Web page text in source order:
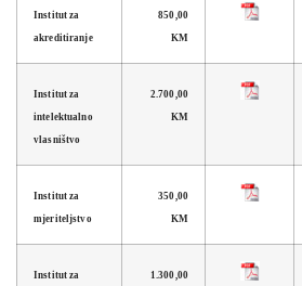
Institut za
akreditiranje
850,00
KM
Institut za
intelektualno
vlasništvo
2.700,00
KM
Institut za
mjeriteljstvo
350,00
KM
Institut za 1.300,00